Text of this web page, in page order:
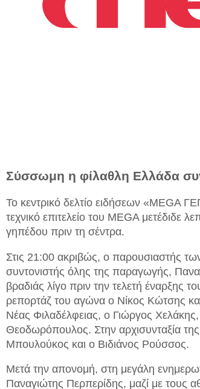
Σύσσωμη η φίλαθλη Ελλάδα
Το κεντρικό δελτίο ειδήσεων «MEGA
τεχνικό επιτελείο του MEGA μετέδιδε
γηπέδου πριν τη σέντρα.
Στις 21:00 ακριβώς, ο παρουσιαστής
συντονιστής όλης της παραγωγής,
βραδιάς λίγο πριν την τελετή
ρεπορτάζ του αγώνα ο Νίκος Κώτσης
Νέας Φιλαδέλφειας, ο Γιώργος
Θεοδωρόπουλος. Στην αρχισυνταξία
Μπουλούκος και ο Βιδιάνος Ρούσσος.
Μετά την απονομή, στη μεγάλη
Παναγιώτης Περπερίδης, μαζί με τους